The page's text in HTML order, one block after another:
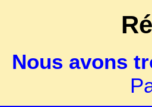
Nous avons